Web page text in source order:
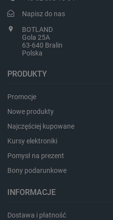
Napisz do nas
BOTLAND
Gola 25A
63-640 Bralin
Polska
PRODUKTY
Promocje
Nowe produkty
Najczęściej kupowane
Kursy elektroniki
Pomysł na prezent
Bony podarunkowe
INFORMACJE
Dostawa i płatność